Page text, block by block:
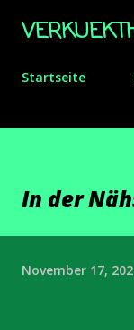
Startseite
In der
November 17,